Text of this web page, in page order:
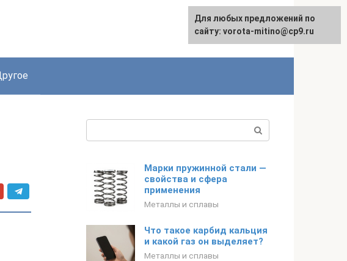
Марки пружинной стали —
свойства и сфера
применения
Металлы и сплавы
Что такое карбид кальция
и какой газ он выделяет?
Металлы и сплавы
Для любых предложений по
сайту: vorota-mitino@cp9.ru